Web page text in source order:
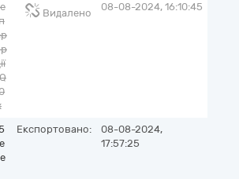
Видалено
08-08-2024, 16:10:45
Експортовано:
08-08-2024,
17:57:25